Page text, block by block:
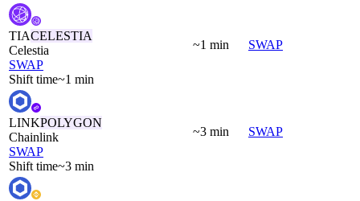
TIACELESTIA
Celestia
SWAP
Shift time~1 min
~1 min SWAP
LINKPOLYGON
Chainlink
SWAP
Shift time~3 min
~3 min SWAP